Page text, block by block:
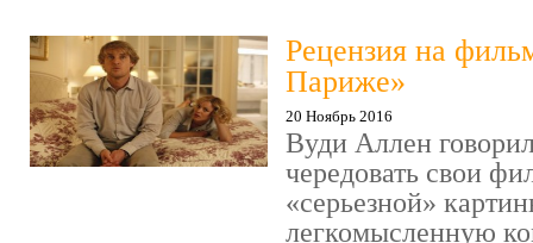
Рецензия на
Париже»
20 Ноябрь 2016
Вуди Аллен
чередовать свои
«серьезной»
легкомысленную